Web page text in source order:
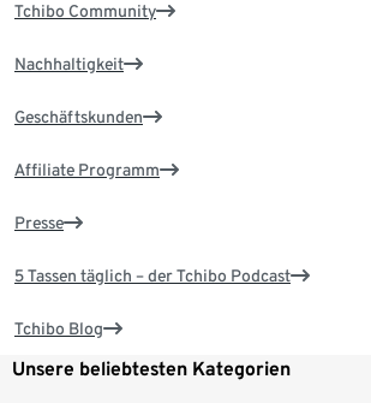
Tchibo Community
Nachhaltigkeit
Geschäftskunden
Affiliate Programm
Presse
5 Tassen täglich – der Tchibo Podcast
Tchibo Blog
Unsere beliebtesten Kategorien